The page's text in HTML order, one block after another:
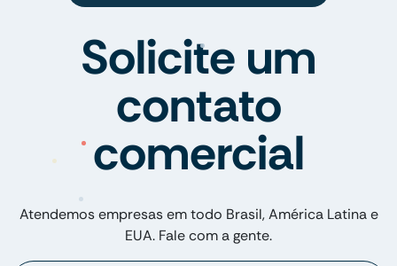
Solicite um
contato
comercial
Atendemos empresas em todo Brasil, América Latina e
EUA. Fale com a gente.